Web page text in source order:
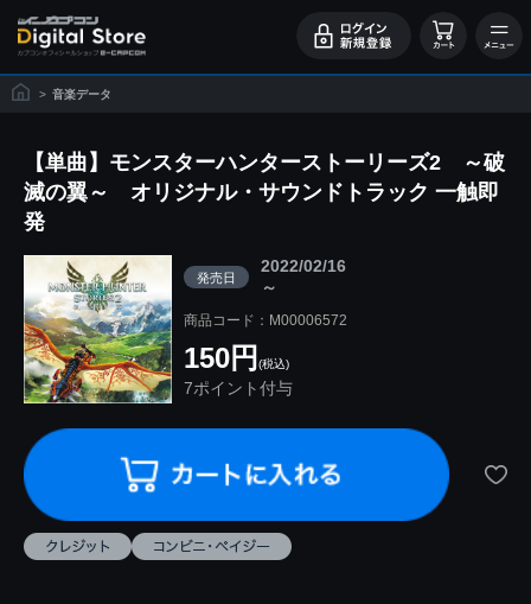
> 音楽データ
【単曲】モンスターハンターストーリーズ2 ～破
滅の翼～ オリジナル・サウンドトラック 一触即
発
発売日
2022/02/16
～
商品コード：M00006572
150円 (税込)
7ポイント付与